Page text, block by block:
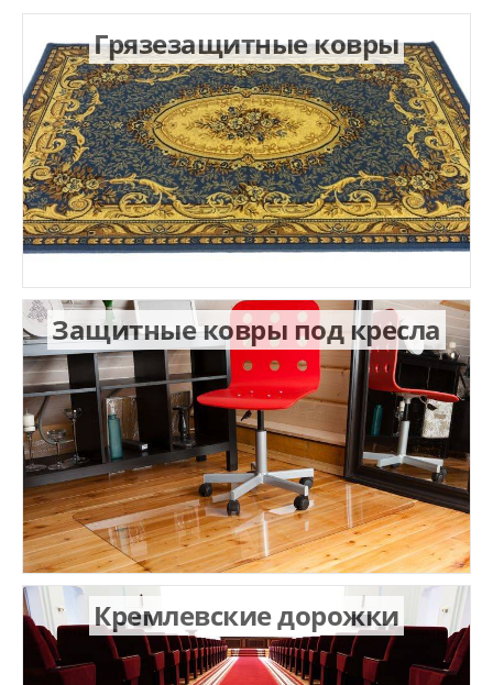
Грязезащитные ковры
Защитные ковры под кресла
Кремлевские дорожки